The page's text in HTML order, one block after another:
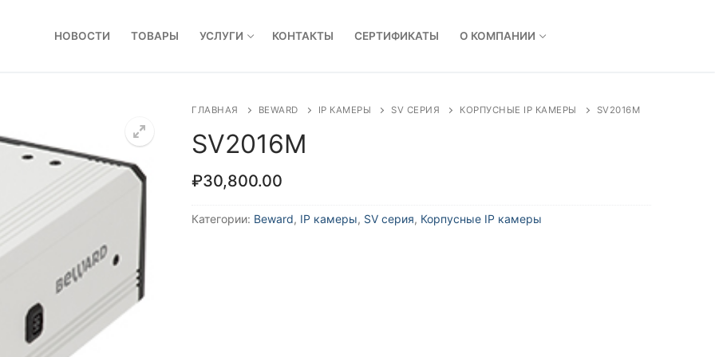
НОВОСТИ ТОВАРЫ УСЛУГИ КОНТАКТЫ СЕРТИФИКАТЫ О КОМПАНИИ
ГЛАВНАЯ BEWARD IP КАМЕРЫ SV СЕРИЯ КОРПУСНЫЕ IP КАМЕРЫ SV2016M
SV2016M
₽30,800.00
Категории: Beward, IP камеры, SV серия, Корпусные IP камеры